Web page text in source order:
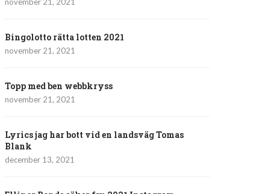
Bingolotto rätta lotten 2021
november 21, 2021
Topp med ben webbkryss
november 21, 2021
Lyrics jag har bott vid en landsväg Tomas
Blank
december 13, 2021